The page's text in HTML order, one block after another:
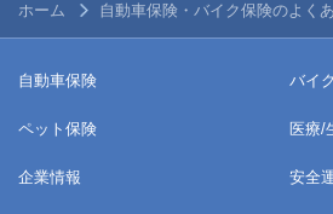
ホーム 自動車保険・バイク保険のよく
自動車保険 バイ
ペット保険 医療/
企業情報 安全